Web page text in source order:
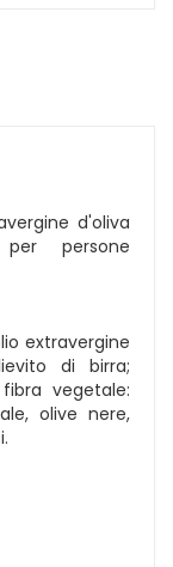
d'oliva
persone
extravergine
di birra;
vegetale:
olive nere,